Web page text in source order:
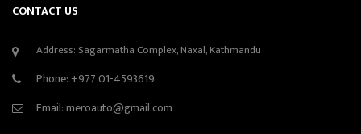
CONTACT US
Address: Sagarmatha Complex, Naxal, Kathmandu
Phone: +977 01-4593619
Email:meroauto@gmail.com